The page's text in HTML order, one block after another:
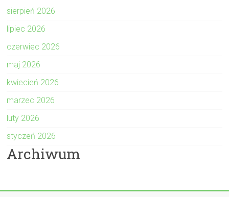
sierpień 2026
lipiec 2026
czerwiec 2026
maj 2026
kwiecień 2026
marzec 2026
luty 2026
styczeń 2026
Archiwum